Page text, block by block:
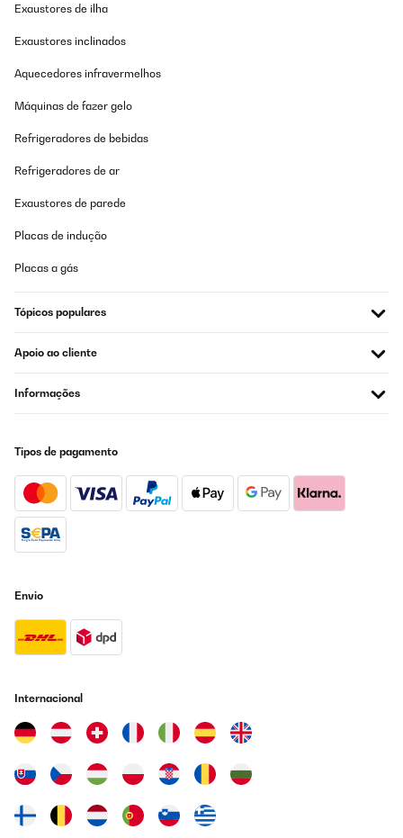
Exaustores de ilha
Exaustores inclinados
Aquecedores infravermelhos
Máquinas de fazer gelo
Refrigeradores de bebidas
Refrigeradores de ar
Exaustores de parede
Placas de indução
Placas a gás
Tópicos populares
Apoio ao cliente
Informações
Tipos de pagamento
Envio
Internacional